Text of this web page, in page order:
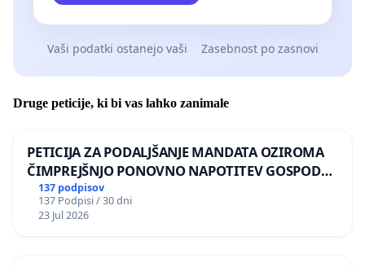
Vaši podatki ostanejo vaši Zasebnost po zasnovi
Druge peticije, ki bi vas lahko zanimale
PETICIJA ZA PODALJŠANJE MANDATA OZIROMA
ČIMPREJŠNJO PONOVNO NAPOTITEV GOSPODA
BERNARDA ŠRAJNERJA NA VELEPOSLANIŠTVO
REPUBLIKE SLOVENIJE V MOSKVI
137 podpisov
137 Podpisi / 30 dni
23 Jul 2026